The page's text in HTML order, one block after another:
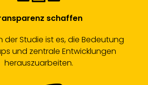
schaffen
der Studie ist es, die Bedeutung
und zentrale Entwicklungen
herauszuarbeiten.